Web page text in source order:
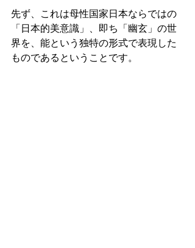
先ず、これは母性国家日本ならではの
「日本的美意識」、即ち「幽玄」の世
界を、能という独特の形式で表現した
ものであるということです。